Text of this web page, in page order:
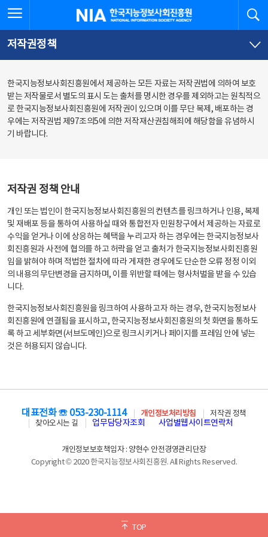
문
로
가
체
뉴
바
가
한국지능정보사회진흥원
저작권정책
한국지능정보사회진흥원에서 제공하는 모든 자료는 저작권법에 의하여 보호
받는 저작물로서 별도의 표시 도는 출처를 명시한 경우를 제외하고는 원칙적으
로 한국지능정보사회진흥원에 저작권이 있으며 이를 무단 복제, 배포하는 경
우에는 저작권법 제97조의5에 의한 저작재산권침해죄에 해당함을 유념하시
기 바랍니다.
저작권 정책 안내
개인 또는 법인이 한국지능정보사회진흥원의 컨텐츠를 링크하거나 인용, 복제
및 재배포 등을 통하여 사용하실 때와 통합전자 민원창구에서 제공하는 자료로
수익을 얻거나 이에 상응하는 혜택을 누리고자 하는 경우에는 한국지능정보사
회진흥원과 사전에 협의를 하고 허락을 얻고 출처가 한국지능정보사회진흥원
임을 밝혀야 하며 적법한 절차에 따라 게재한 경우에도 단순한 오류 정정 이외
의 내용의 무단변경을 금지하며, 이를 위반할 때에는 형사처벌을 받을 수 있습
니다.
한국지능정보사회진흥원을 링크하여 사용하고자 하는 경우, 한국지능정보사
회진흥원에 연결됨을 표시하고, 한국지능정보사회진흥원의 첫 화면을 통하도
록 하고 세부화면(서브도메인)으로 링크시키거나 페이지를 프레임 안에 넣는
것은 허용되지 않습니다.
TOP
대표전화 ☏ 053-230-1114 개인정보처리방침
저작권 정책
찾아오시는 길
업무담당자조회 사업별웹사이트연락처
개인정보보호책임자 : 양현수 안전경영관리단장
Copyright © 2020 한국지능정보사회진흥원. All Rights Reserved.